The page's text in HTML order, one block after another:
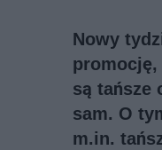
Nowy
promocję,
są tańsze
sam. O
m.in.